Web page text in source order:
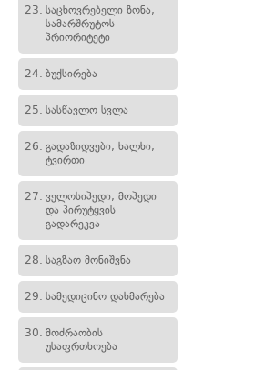
23. საცხოვრებელი ზონა,
სამარშრუტოს
პრიორიტეტი
24. ბუქსირება
25. სასწავლო სვლა
26. გადაზიდვები, ხალხი,
ტვირთი
27. ველოსიპედი, მოპედი
და პირუტყვის
გადარეკვა
28. საგზაო მონიშვნა
29. სამედიცინო დახმარება
30. მოძრაობის
უსაფრთხოება